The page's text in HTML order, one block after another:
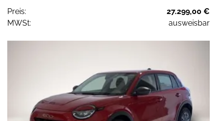
Preis:
27.299,00 €
MWSt:
ausweisbar